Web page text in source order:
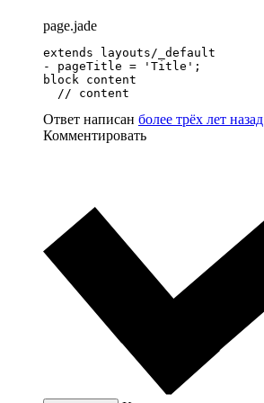
page.jade
extends layouts/_default
- pageTitle = 'Title';
block content
  // content
Ответ написан более трёх лет назад
Комментировать